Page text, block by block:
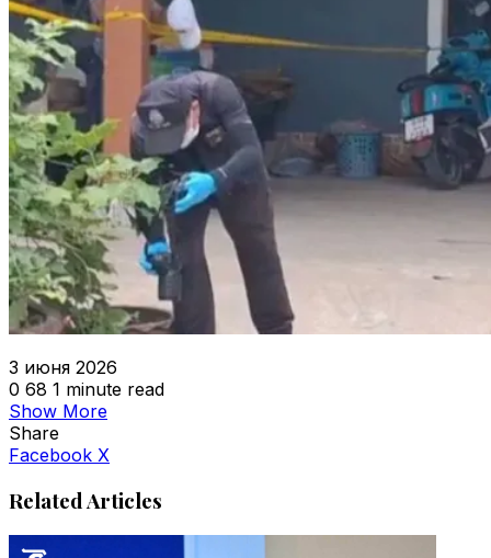
3 июня 2026
0 68 1 minute read
Show More
Share
Facebook X
Related Articles